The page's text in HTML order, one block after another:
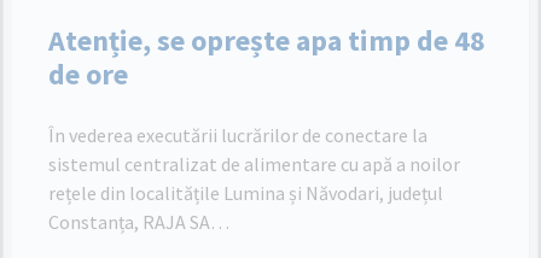
Atenție, se oprește apa timp de 48
de ore
În vederea executării lucrărilor de conectare la
sistemul centralizat de alimentare cu apă a noilor
rețele din localitățile Lumina și Năvodari, județul
Constanța, RAJA SA…